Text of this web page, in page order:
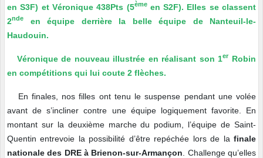
en S3F) et Véronique 438Pts (5èmeen S2F). Elles se classent
2nde
en équipe derrière la belle équipe de Nanteuil-le-
Haudouin.
Véronique de nouveau illustrée en réalisant son 1er Robin
en compétitions qui lui coute 2 flèches.
En finales, nos filles ont tenu le suspense pendant une volée
avant de s’incliner contre une équipe logiquement favorite. En
montant sur la deuxième marche du podium, l’équipe de Saint-
Quentin entrevoie la possibilité d’être repéchée lors de la finale
nationale des DRE à Brienon-sur-Armançon . Challenge qu’elles